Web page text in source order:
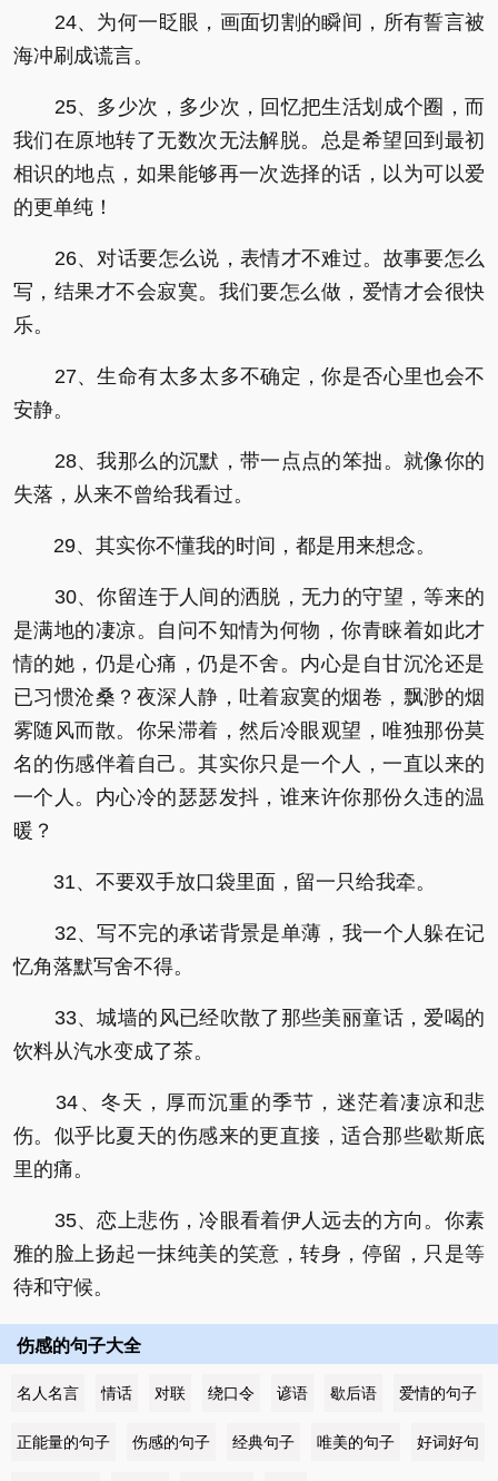
24、为何一眨眼，画面切割的瞬间，所有誓言被
海冲刷成谎言。
25、多少次，多少次，回忆把生活划成个圈，而
我们在原地转了无数次无法解脱。总是希望回到最初
相识的地点，如果能够再一次选择的话，以为可以爱
的更单纯！
26、对话要怎么说，表情才不难过。故事要怎么
写，结果才不会寂寞。我们要怎么做，爱情才会很快
乐。
27、生命有太多太多不确定，你是否心里也会不
安静。
28、我那么的沉默，带一点点的笨拙。就像你的
失落，从来不曾给我看过。
29、其实你不懂我的时间，都是用来想念。
30、你留连于人间的洒脱，无力的守望，等来的
是满地的凄凉。自问不知情为何物，你青睐着如此才
情的她，仍是心痛，仍是不舍。内心是自甘沉沦还是
已习惯沧桑？夜深人静，吐着寂寞的烟卷，飘渺的烟
雾随风而散。你呆滞着，然后冷眼观望，唯独那份莫
名的伤感伴着自己。其实你只是一个人，一直以来的
一个人。内心冷的瑟瑟发抖，谁来许你那份久违的温
暖？
31、不要双手放口袋里面，留一只给我牵。
32、写不完的承诺背景是单薄，我一个人躲在记
忆角落默写舍不得。
33、城墙的风已经吹散了那些美丽童话，爱喝的
饮料从汽水变成了茶。
34、冬天，厚而沉重的季节，迷茫着凄凉和悲
伤。似乎比夏天的伤感来的更直接，适合那些歇斯底
里的痛。
35、恋上悲伤，冷眼看着伊人远去的方向。你素
雅的脸上扬起一抹纯美的笑意，转身，停留，只是等
待和守候。
伤感的句子大全
名人名言 情话 对联 绕口令 谚语 歇后语 爱情的句子
正能量的句子 伤感的句子 经典句子 唯美的句子 好词好句